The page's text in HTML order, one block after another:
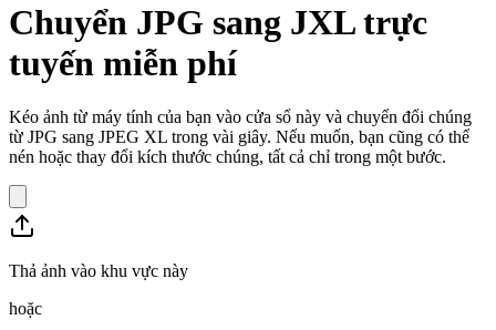
Chuyển JPG sang JXL trực
tuyến miễn phí
Kéo ảnh từ máy tính của bạn vào cửa sổ này và chuyển đổi chúng
từ JPG sang JPEG XL trong vài giây. Nếu muốn, bạn cũng có thể
nén hoặc thay đổi kích thước chúng, tất cả chỉ trong một bước.
Thả ảnh vào khu vực này
hoặc